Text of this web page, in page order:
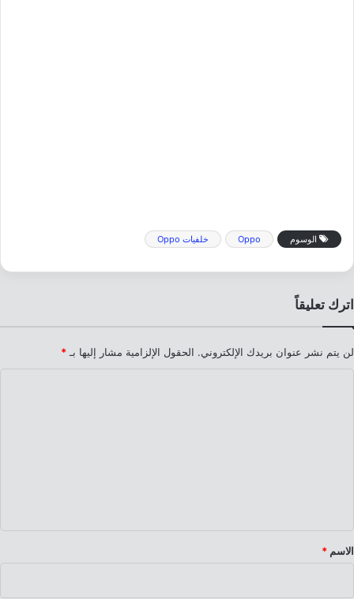
الوسوم Oppo خلفيات Oppo
اترك تعليقاً
لن يتم نشر عنوان بريدك الإلكتروني. الحقول الإلزامية مشار إليها بـ *
*
الاسم *